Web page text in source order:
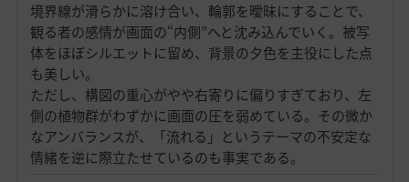
境界線が滑らかに溶け合い、輪郭を曖昧にすることで、
観る者の感情が画面の“内側”へと沈み込んでいく。被写
体をほぼシルエットに留め、背景の夕色を主役にした点
も美しい。
ただし、構図の重心がやや右寄りに偏りすぎており、左
側の植物群がわずかに画面の圧を弱めている。その微か
なアンバランスが、「流れる」というテーマの不安定な
情緒を逆に際立たせているのも事実である。